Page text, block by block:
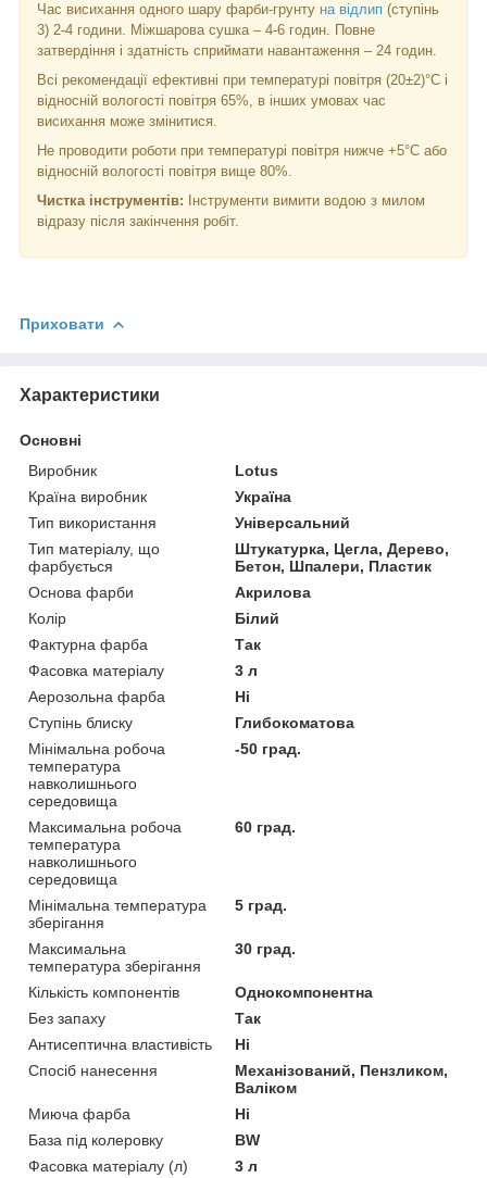
Час висихання одного шару фарби-грунту на відлип (ступінь
3) 2-4 години. Міжшарова сушка – 4-6 годин. Повне
затвердіння і здатність сприймати навантаження – 24 годин.
Всі рекомендації ефективні при температурі повітря (20±2)°С і
відносній вологості повітря 65%, в інших умовах час
висихання може змінитися.
Не проводити роботи при температурі повітря нижче +5°С або
відносній вологості повітря вище 80%.
Чистка інструментів:
Інструменти вимити водою з милом
відразу після закінчення робіт.
Приховати
Характеристики
Основні
Виробник
Lotus
Країна виробник
Україна
Тип використання
Універсальний
Тип матеріалу, що
фарбується
Штукатурка, Цегла, Дерево,
Бетон, Шпалери, Пластик
Основа фарби
Акрилова
Колір
Білий
Фактурна фарба
Так
Фасовка матеріалу
3 л
Аерозольна фарба
Ні
Ступінь блиску
Глибокоматова
Мінімальна робоча
температура
навколишнього
середовища
-50 град.
Максимальна робоча
температура
навколишнього
середовища
60 град.
Мінімальна температура
зберігання
5 град.
Максимальна
температура зберігання
30 град.
Кількість компонентів
Однокомпонентна
Без запаху
Так
Антисептична властивість
Ні
Спосіб нанесення
Механізований, Пензликом,
Валіком
Миюча фарба
Ні
База під колеровку
BW
Фасовка матеріалу (л)
3 л